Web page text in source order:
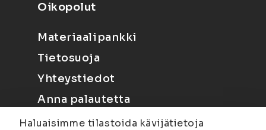
Oikopolut
Materiaalipankki
Tietosuoja
Yhteystiedot
Anna palautetta
Haluaisimme tilastoida kävijätietoja